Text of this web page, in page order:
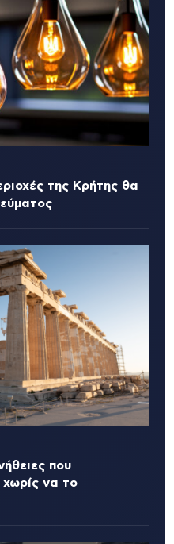
της Κρήτης θα
που
χωρίς να το